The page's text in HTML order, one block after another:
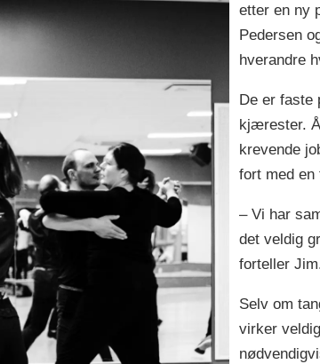
etter en ny
Pedersen
hverandre
De er faste
kjærester.
krevende
fort med en
– Vi har
det veldig
forteller
Selv om
virker